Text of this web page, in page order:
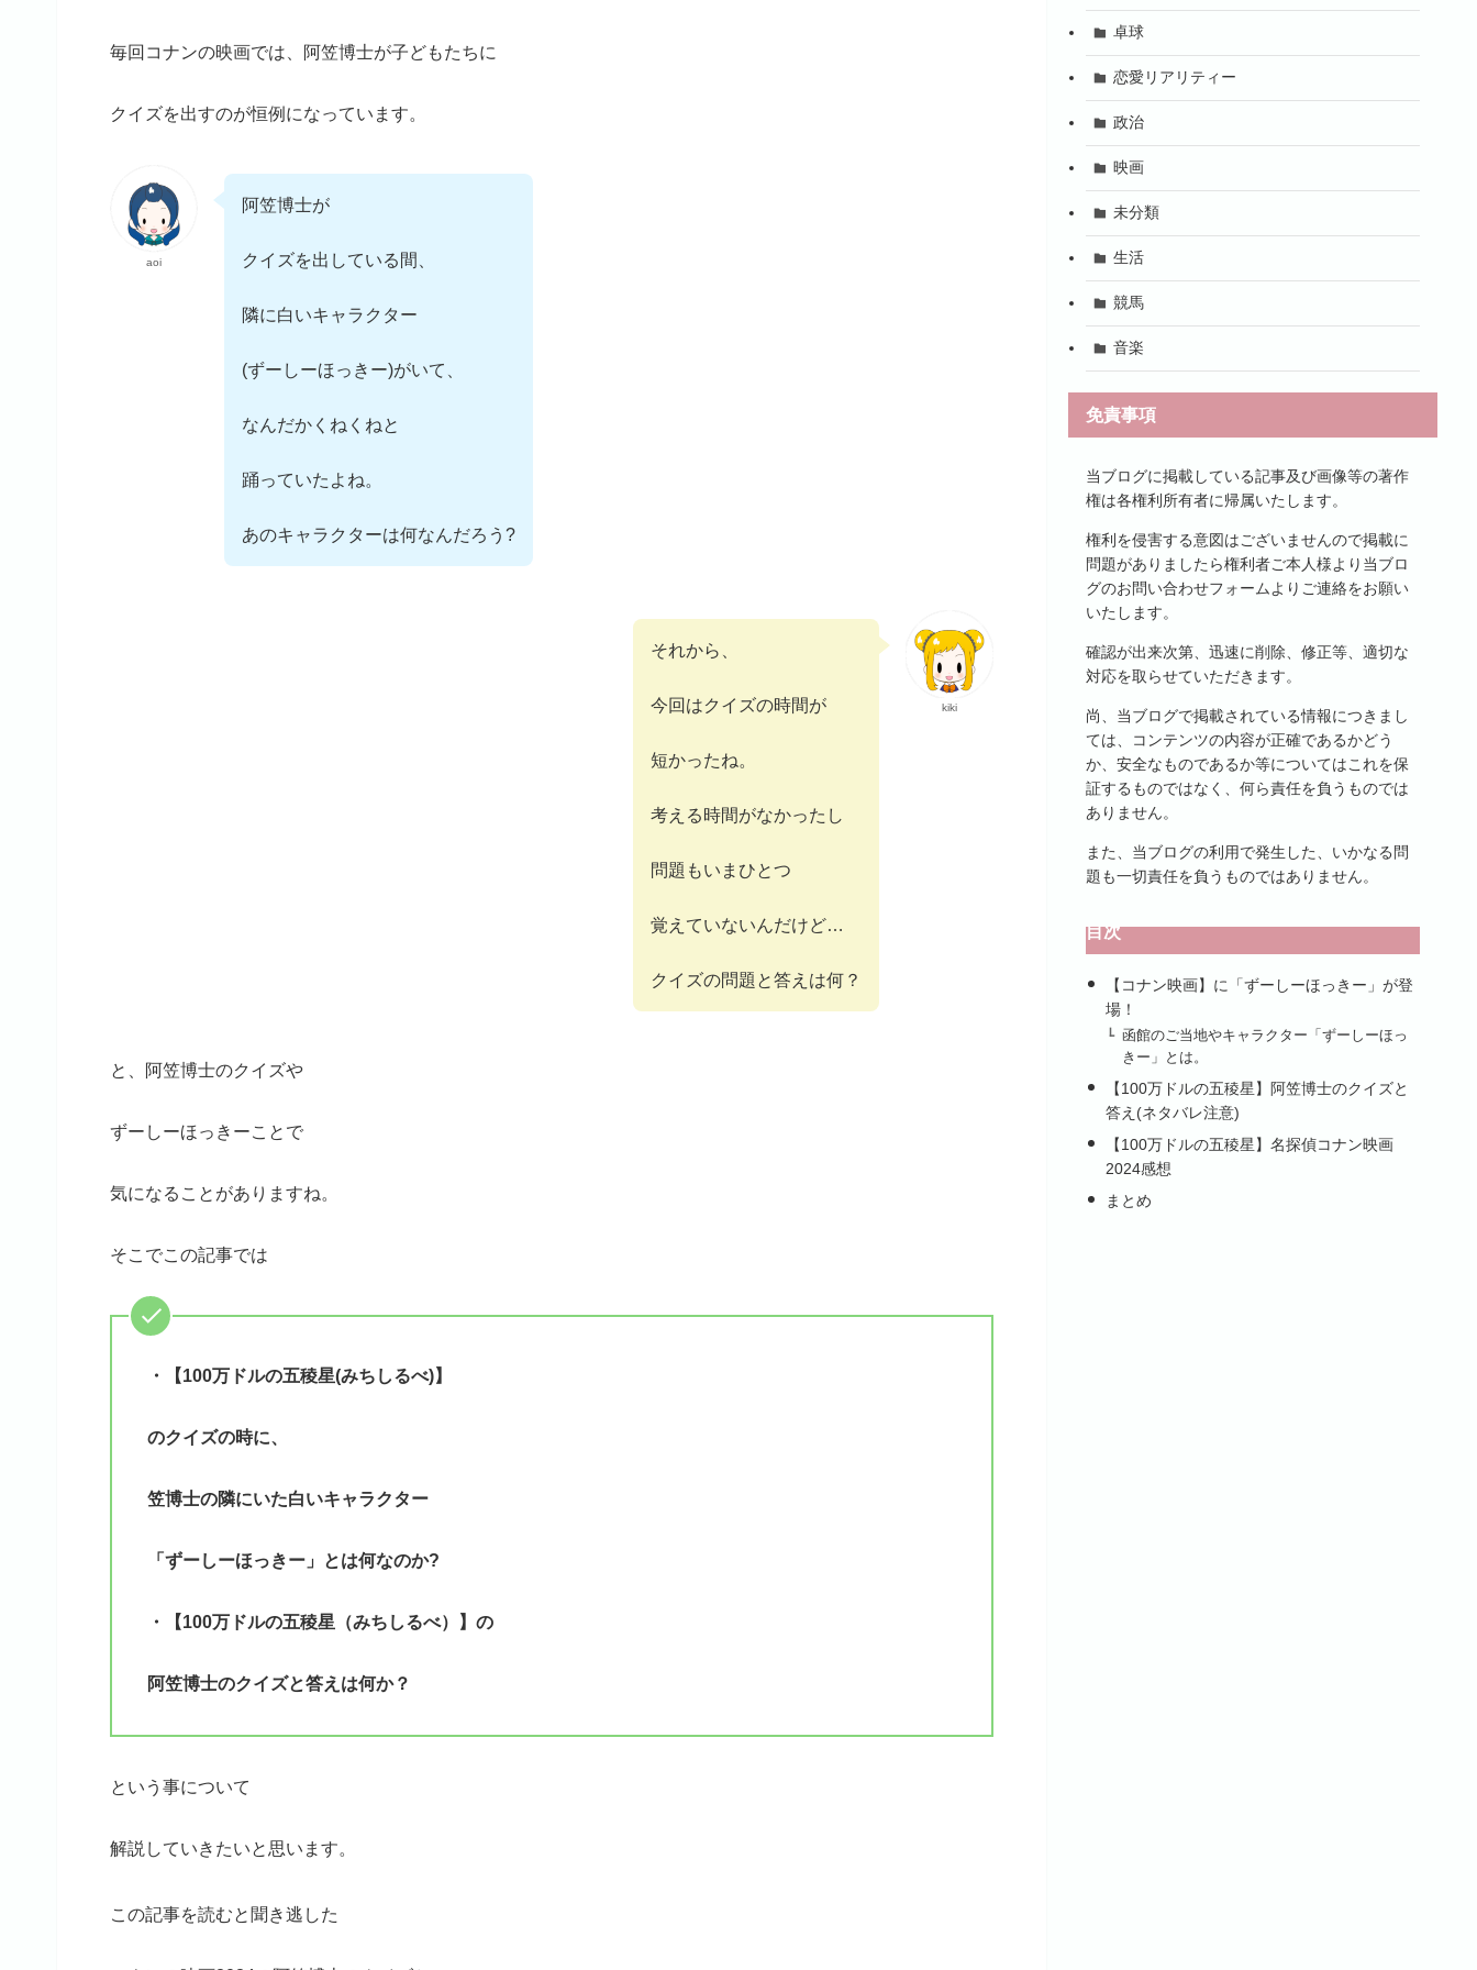
毎回コナンの映画では、阿笠博士が子どもたちに
クイズを出すのが恒例になっています。
aoi
阿笠博士が
クイズを出している間、
隣に白いキャラクター
(ずーしーほっきー)がいて、
なんだかくねくねと
踊っていたよね。
あのキャラクターは何なんだろう?
kiki
それから、
今回はクイズの時間が
短かったね。
考える時間がなかったし
問題もいまひとつ
覚えていないんだけど…
クイズの問題と答えは何？
と、阿笠博士のクイズや
ずーしーほっきーことで
気になることがありますね。
そこでこの記事では
・【100万ドルの五稜星(みちしるべ)】
のクイズの時に、
笠博士の隣にいた白いキャラクター
「ずーしーほっきー」とは何なのか?
・【100万ドルの五稜星（みちしるべ）】の
阿笠博士のクイズと答えは何か？
という事について
解説していきたいと思います。
この記事を読むと聞き逃した
卓球
恋愛リアリティー
政治
映画
未分類
生活
競馬
音楽
免責事項
当ブログに掲載している記事及び画像等の著作
権は各権利所有者に帰属いたします。
権利を侵害する意図はございませんので掲載に
問題がありましたら権利者ご本人様より当ブロ
グのお問い合わせフォームよりご連絡をお願い
いたします。
確認が出来次第、迅速に削除、修正等、適切な
対応を取らせていただきます。
尚、当ブログで掲載されている情報につきまし
ては、コンテンツの内容が正確であるかどう
か、安全なものであるか等についてはこれを保
証するものではなく、何ら責任を負うものでは
ありません。
また、当ブログの利用で発生した、いかなる問
題も一切責任を負うものではありません。
目次
【コナン映画】に「ずーしーほっきー」が登
場！
函館のご当地やキャラクター「ずーしーほっ
きー」とは。
【100万ドルの五稜星】阿笠博士のクイズと
答え(ネタバレ注意)
【100万ドルの五稜星】名探偵コナン映画
2024感想
まとめ